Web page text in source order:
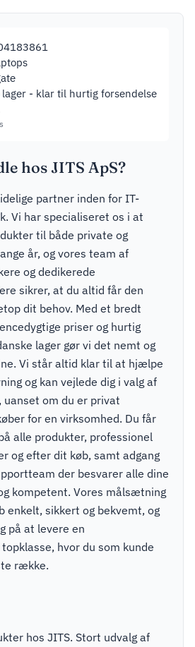
256GB T1A
- klar til hurtig forsendelse
hos JITS ApS?
partner inden for IT-
Vi har specialiseret os i at
til både private og
år, og vores team af
og dedikerede
sikrer, at du altid får den
dit behov. Med et bredt
priser og hurtig
lager gør vi det nemt og
Vi står altid klar til at hjælpe
og kan vejlede dig i valg af
om du er privat
for en virksomhed. Du får
alle produkter, professionel
og efter dit køb, samt adgang
der besvarer alle dine
kompetent. Vores målsætning
enkelt, sikkert og bekvemt, og
på at levere en
hvor du som kunde
række.
hos JITS. Stort udvalg af